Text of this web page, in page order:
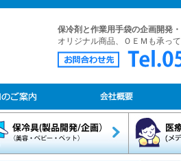
保冷剤と作業用手袋の企画開発
オリジナル商品、ＯＥＭも承っ